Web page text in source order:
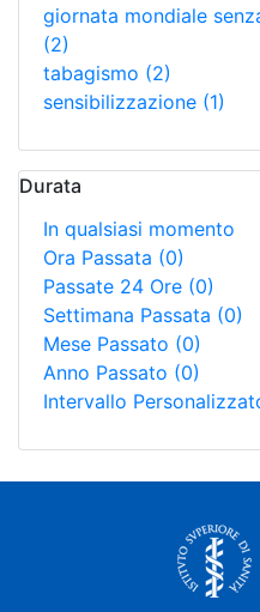
giornata mondiale
(2)
tabagismo (2)
sensibilizzazione (1)
Durata
In qualsiasi momento
Ora Passata (0)
Passate 24 Ore (0)
Settimana Passata (0)
Mese Passato (0)
Anno Passato (0)
Intervallo